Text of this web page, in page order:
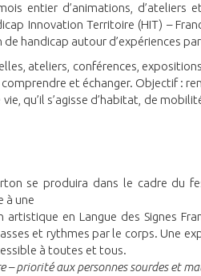
entier d’animations, d’ateliers
Innovation Territoire (HIT) –
handicap autour d’expériences
ateliers, conférences,
et échanger. Objectif :
qu’il s’agisse d’habitat, de
se produira dans le cadre du
à une
en Langue des Signes
et rythmes par le corps. Une
à toutes et tous.
priorité aux personnes sourdes et